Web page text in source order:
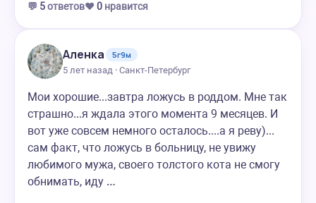
💬 5ответов❤️ 0 нравится
Аленка
5г9м
5 лет назад · Санкт-Петербург
Мои хорошие...завтра ложусь в роддом. Мне так
страшно...я ждала этого момента 9 месяцев. И
вот уже совсем немного осталось....а я реву)...
сам факт, что ложусь в больницу, не увижу
любимого мужа, своего толстого кота не смогу
обнимать, иду …